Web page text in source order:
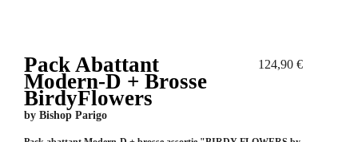
Pack Abattant
Modern-D + Brosse
BirdyFlowers
by Bishop Parigo
124,90 €